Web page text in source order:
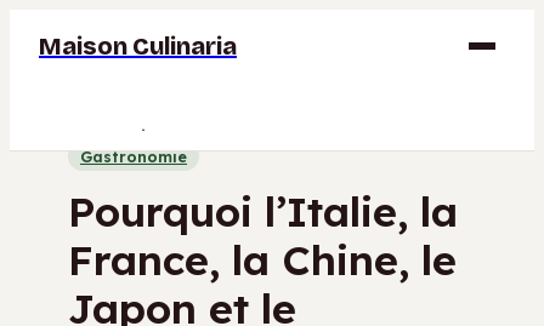
Maison Culinaria
Gastronomie
Gastronomie
Pourquoi l’Italie, la
France, la Chine, le
Japon et le